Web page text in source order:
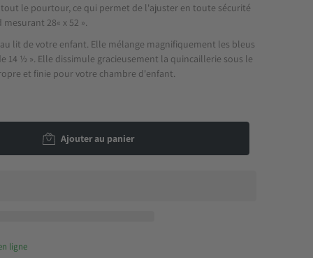
le pourtour, ce qui permet de l'ajuster en toute sécurité
28« x 52 ».
lit de votre enfant. Elle mélange magnifiquement les bleus
14 ½ ». Elle dissimule gracieusement la quincaillerie sous le
et finie pour votre chambre d'enfant.
Ajouter au panier
ligne